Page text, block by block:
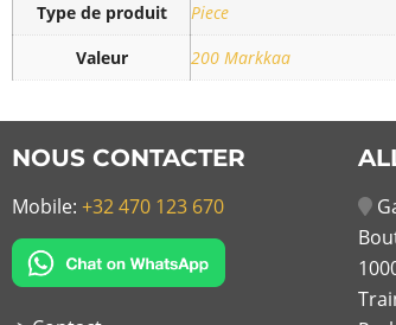
Type de produit
Piece
Valeur
200 Markkaa
NOUS CONTACTER
Mobile: +32 470 123 670